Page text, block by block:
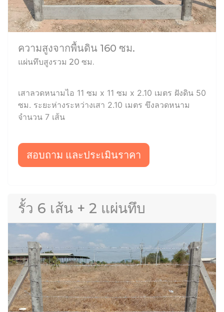
ความสูงจากพื้นดิน 160 ซม.
แผ่นทึบสูงรวม 20 ซม.
เสาลวดหนามไอ 11 ซม x 11 ซม x 2.10 เมตร ฝังดิน 50
ซม. ระยะห่างระหว่างเสา 2.10 เมตร ขึงลวดหนาม
จำนวน 7 เส้น
สอบถาม และประเมินราคา
รั้ว 6 เส้น + 2 แผ่นทึบ